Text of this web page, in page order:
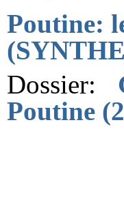
Poutine:
Dossier:
Poutine